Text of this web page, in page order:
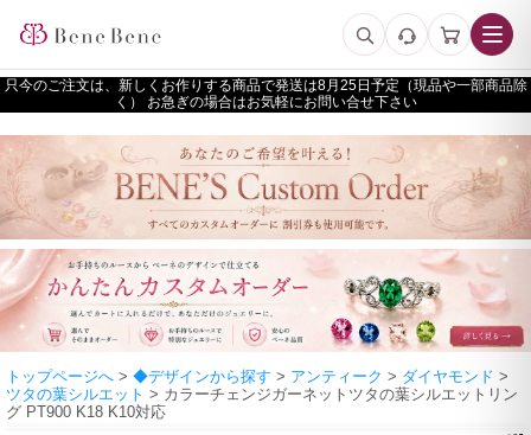
只今のご注文は、新しくお作りする商品で発送は
予定（現品や一部商品除
く） お急ぎの場合はお気軽にお問い合せ下さい
トップページへ > ◆デザインから探す > アンティーク > ダイヤモンド >
ツタの葉シルエット > カラーチェンジガーネットツタの葉シルエットリン
グ PT900 K18 K10対応